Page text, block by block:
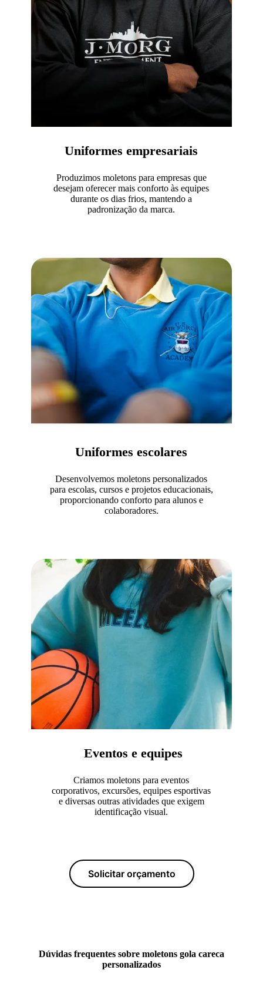
Uniformes empresariais
Produzimos moletons para empresas que
desejam oferecer mais conforto às equipes
durante os dias frios, mantendo a
padronização da marca.
Uniformes escolares
Desenvolvemos moletons personalizados
para escolas, cursos e projetos educacionais,
proporcionando conforto para alunos e
colaboradores.
Eventos e equipes
Criamos moletons para eventos
corporativos, excursões, equipes esportivas
e diversas outras atividades que exigem
identificação visual.
Solicitar orçamento
Dúvidas frequentes sobre moletons gola careca
personalizados